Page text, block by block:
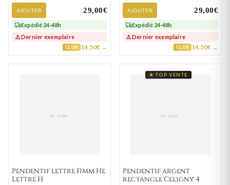
AJOUTER 29,00€
Expédié 24-48h
⚠️ Dernier exemplaire
CLUB 14,50€ →
AJOUTER 29,00€
Expédié 24-48h
⚠️ Dernier exemplaire
CLUB 14,50€ →
Pendentif lettre Fimm He
Lettre H
★ TOP VENTE
Pendentif argent
rectangle Celigny 4